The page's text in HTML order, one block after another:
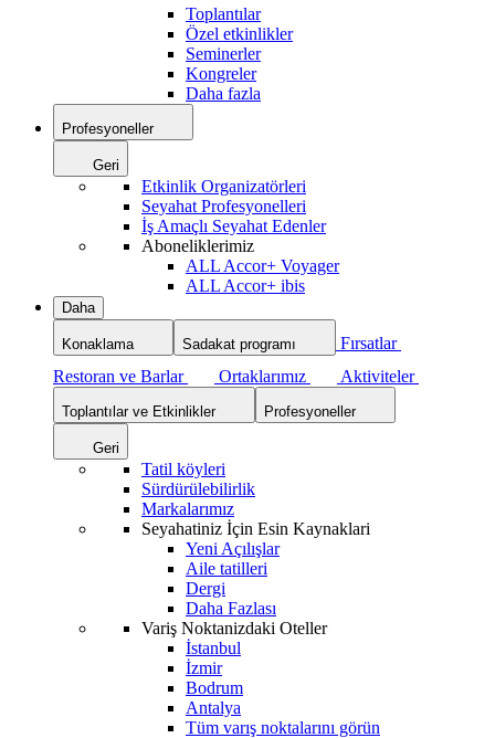
Toplantılar
Özel etkinlikler
Seminerler
Kongreler
Daha fazla
Profesyoneller
Geri
Etkinlik Organizatörleri
Seyahat Profesyonelleri
İş Amaçlı Seyahat Edenler
Aboneliklerimiz
ALL Accor+ Voyager
ALL Accor+ ibis
Daha
Konaklama Sadakat programı
Fırsatlar
Restoran ve Barlar
Ortaklarımız Aktiviteler
Toplantılar ve Etkinlikler Profesyoneller
Geri
Tatil köyleri
Sürdürülebilirlik
Markalarımız
Seyahatiniz İçin Esin Kaynaklari
Yeni Açılışlar
Aile tatilleri
Dergi
Daha Fazlası
Variş Noktanizdaki Oteller
İstanbul
İzmir
Bodrum
Antalya
Tüm varış noktalarını görün